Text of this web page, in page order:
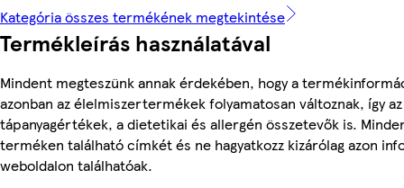
Kategória összes termékének megtekintése
Termékleírás használatával
Mindent megteszünk annak érdekében, hogy a
azonban az élelmiszertermékek folyamatosan változnak, így
tápanyagértékek, a dietetikai és allergén összetevők is.
terméken található címkét és ne hagyatkozz kizárólag azon
weboldalon találhatóak.